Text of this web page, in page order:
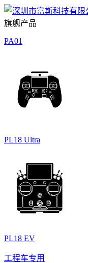
旗舰产品
PA01
PL18 Ultra
PL18 EV
工程车专用